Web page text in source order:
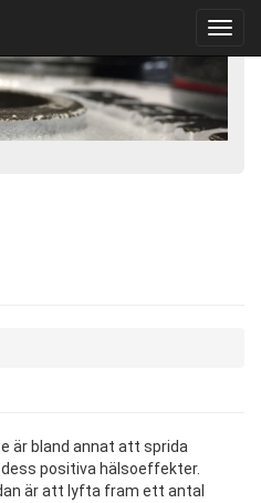
är bland annat att sprida
positiva hälsoeffekter.
är att lyfta fram ett antal